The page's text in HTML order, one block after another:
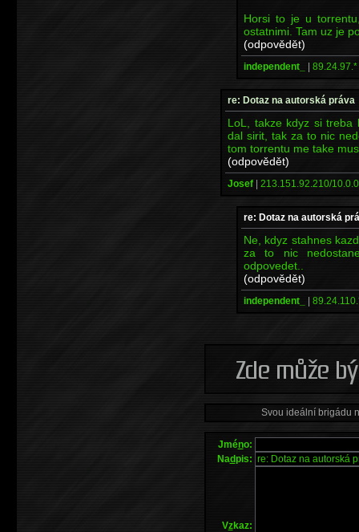
Horsi to je u
ostatnimi. Tam uz je
(odpovědět)
independent_ | 89.24.97.*
re: Dotaz na autorská práva
LoL, takze kdyz si treba
dal sirit, tak za to nic
tom torrentu me take
(odpovědět)
Josef | 213.151.92.210/
re: Dotaz na autorská
Ne, kdyz stahnes
za to nic
odpovedet..
(odpovědět)
independent_ |
Svou ideální brigádu
Jméno:
Nadpis:
Vzkaz: